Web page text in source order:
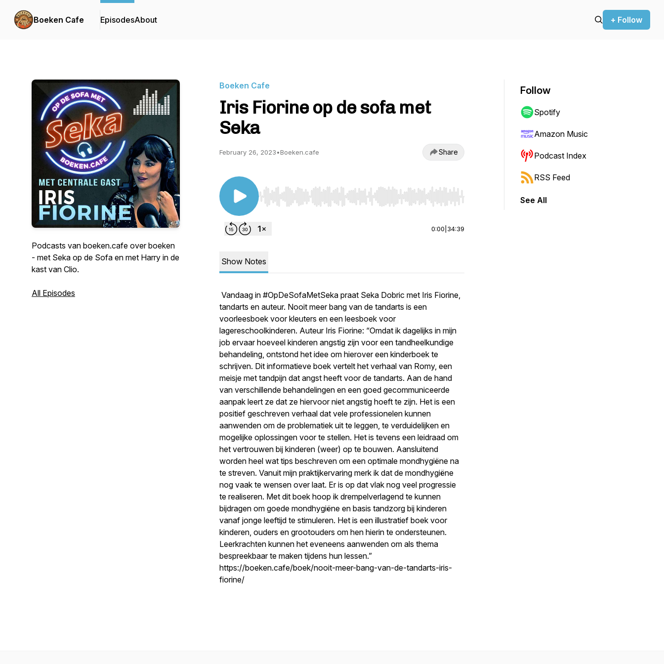
Boeken Cafe EpisodesAbout + Follow
Podcasts van boeken.cafe over boeken
- met Seka op de Sofa en met Harry in de
kast van Clio.
All Episodes
Boeken Cafe
Iris Fiorine op de sofa met
Seka
February 26, 2023•Boeken.cafe Share
Use Left/Right to seek, Home/End to jump to start or end. Hold shift to jump forward or backward.
0:00 34:39
Show Notes
Vandaag in #OpDeSofaMetSeka praat Seka Dobric met Iris Fiorine,
tandarts en auteur. Nooit meer bang van de tandarts is een
voorleesboek voor kleuters en een leesboek voor
lagereschoolkinderen. Auteur Iris Fiorine: “Omdat ik dagelijks in mijn
job ervaar hoeveel kinderen angstig zijn voor een tandheelkundige
behandeling, ontstond het idee om hierover een kinderboek te
schrijven. Dit informatieve boek vertelt het verhaal van Romy, een
meisje met tandpijn dat angst heeft voor de tandarts. Aan de hand
van verschillende behandelingen en een goed gecommuniceerde
aanpak leert ze dat ze hiervoor niet angstig hoeft te zijn. Het is een
positief geschreven verhaal dat vele professionelen kunnen
aanwenden om de problematiek uit te leggen, te verduidelijken en
mogelijke oplossingen voor te stellen. Het is tevens een leidraad om
het vertrouwen bij kinderen (weer) op te bouwen. Aansluitend
worden heel wat tips beschreven om een optimale mondhygiëne na
te streven. Vanuit mijn praktijkervaring merk ik dat de mondhygiëne
nog vaak te wensen over laat. Er is op dat vlak nog veel progressie
te realiseren. Met dit boek hoop ik drempelverlagend te kunnen
bijdragen om goede mondhygiëne en basis tandzorg bij kinderen
vanaf jonge leeftijd te stimuleren. Het is een illustratief boek voor
kinderen, ouders en grootouders om hen hierin te ondersteunen.
Leerkrachten kunnen het eveneens aanwenden om als thema
bespreekbaar te maken tijdens hun lessen.”
https://boeken.cafe/boek/nooit-meer-bang-van-de-tandarts-iris-
fiorine/
Follow
Spotify
Amazon Music
Podcast Index
RSS Feed
See All